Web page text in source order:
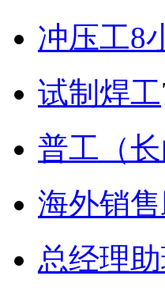
冲压工8
试制焊工
普工（长
海外销
总经理